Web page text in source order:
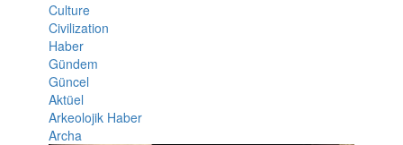
Culture
Civilization
Haber
Gündem
Güncel
Aktüel
Arkeolojik Haber
Archa